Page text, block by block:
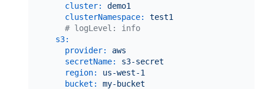
cluster:
demo1
clusterNamespace:
test1
# logLevel: info
s3:
provider:
aws
secretName:
s3-secret
region:
us-west-1
bucket:
my-bucket